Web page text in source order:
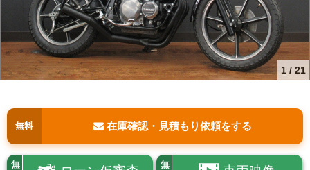
1 / 21
無料 在庫確認・見積もり依頼をする
無
無